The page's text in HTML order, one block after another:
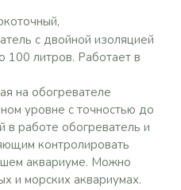
с двойной изоляцией
100 литров. Работает в
на обогревателе
уровне с точностью до
работе обогреватель и
контролировать
аквариуме. Можно
и морских аквариумах.